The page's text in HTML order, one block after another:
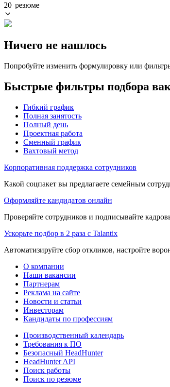
20 резюме
Ничего не нашлось
Попробуйте изменить формулировку или
Быстрые фильтры подбора
Гибкий график
Полная занятость
Полный день
Проектная работа
Сменный график
Вахтовый метод
Корпоративная поддержка сотрудников
Какой соцпакет вы предлагаете семейным
Оформляйте кандидатов онлайн
Проверяйте сотрудников и подписывайте
Ускорьте подбор в 2 раза с Talantix
Автоматизируйте сбор откликов, настройте
О компании
Наши вакансии
Партнерам
Реклама на сайте
Новости и статьи
Инвесторам
Кандидаты по профессиям
Производственный календарь
Требования к ПО
Безопасный HeadHunter
HeadHunter API
Поиск работы
Поиск по резюме